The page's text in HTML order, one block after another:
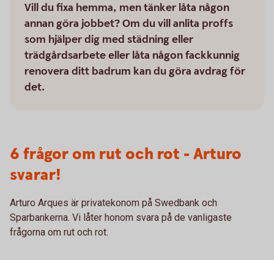
Vill du fixa hemma, men tänker låta någon
annan göra jobbet? Om du vill anlita proffs
som hjälper dig med städning eller
trädgårdsarbete eller låta någon fackkunnig
renovera ditt badrum kan du göra avdrag för
det.
6 frågor om rut och rot - Arturo
svarar!
Arturo Arques är privatekonom på Swedbank och
Sparbankerna. Vi låter honom svara på de vanligaste
frågorna om rut och rot.